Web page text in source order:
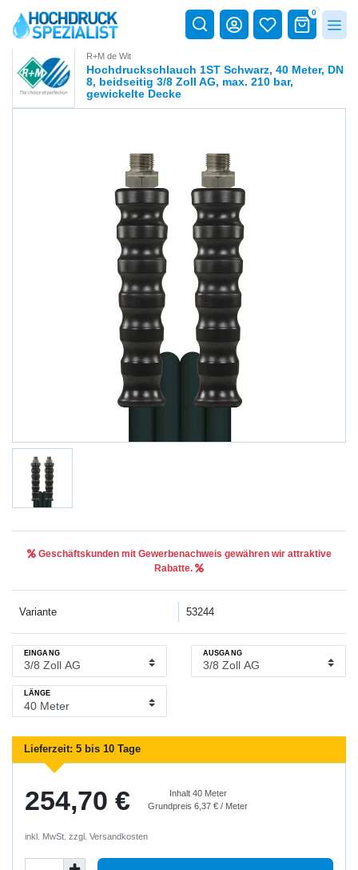
0
R+M de Wit
Hochdruckschlauch 1ST Schwarz, 40 Meter, DN
8, beidseitig 3/8 Zoll AG, max. 210 bar,
gewickelte Decke
Geschäftskunden mit Gewerbenachweis gewähren wir attraktive
Rabatte.
Variante 53244
EINGANG AUSGANG
LÄNGE
Lieferzeit: 5 bis 10 Tage
254,70 € Inhalt 40 Meter
Grundpreis6,37 € / Meter
inkl. MwSt. zzgl. Versandkosten